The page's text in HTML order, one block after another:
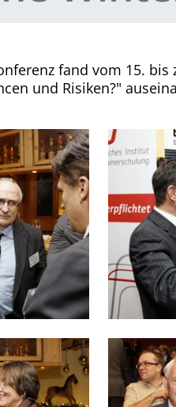
fand vom 15.
und Risiken?"